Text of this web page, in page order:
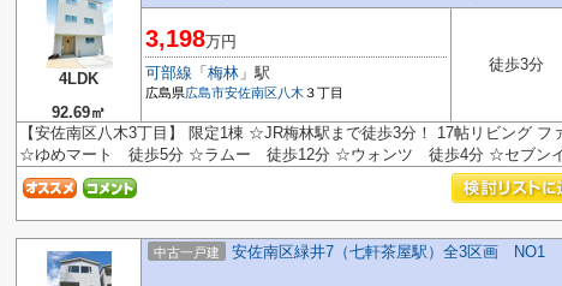
4LDK
92.69㎡
3,198万円
可部線 「 梅林 」駅
広島県広島市安佐南区八木 ３丁目
徒歩3分
【安佐南区八木3丁目】 限定1棟 ☆JR梅林駅まで徒歩3分！ 17帖リビング フ
☆ゆめマート 徒歩5分 ☆ラムー 徒歩12分 ☆ウォンツ 徒歩4分 ☆セブン
中古一戸建 安佐南区緑井7（七軒茶屋駅）全3区画 NO1